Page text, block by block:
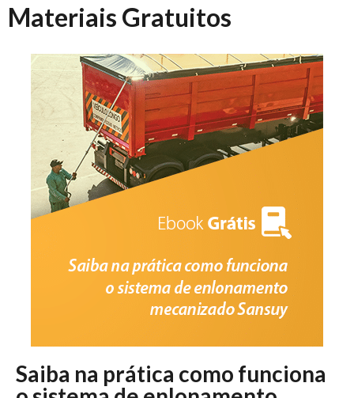
Materiais Gratuitos
Saiba na prática como funciona